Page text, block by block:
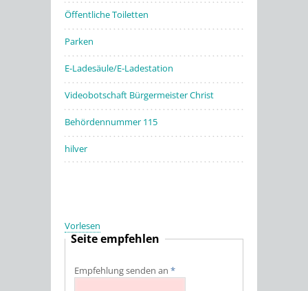
Öffentliche Toiletten
Parken
E-Ladesäule/E-Ladestation
Videobotschaft Bürgermeister Christ
Behördennummer 115
hilver
Vorlesen
Seite empfehlen
Empfehlung senden an *